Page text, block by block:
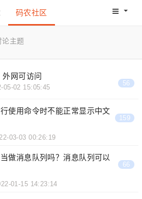
码农社区 码农网
论主题
网可访问
05-02 15:05:45
56
使用命令时不能正常显示中文
03-03 00:26:19
159
做消息队列吗？消息队列可以
01-15 14:23:14
66